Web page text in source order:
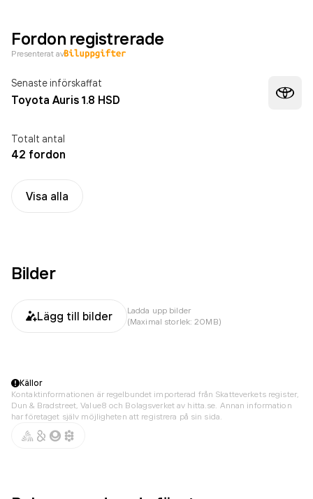
Fordon registrerade
Presenterat av
Senaste införskaffat
Toyota Auris 1.8 HSD
Totalt antal
42 fordon
Visa alla
Bilder
Lägg till bilder
Ladda upp bilder
(Maximal storlek: 20MB)
Källor
Kontaktinformationen är regelbundet importerad från Skatteverkets register,
Dun & Bradstreet, Value8 och Bolagsverket av hitta.se. Annan information
har företaget själv möjligheten att registrera på sin sida.